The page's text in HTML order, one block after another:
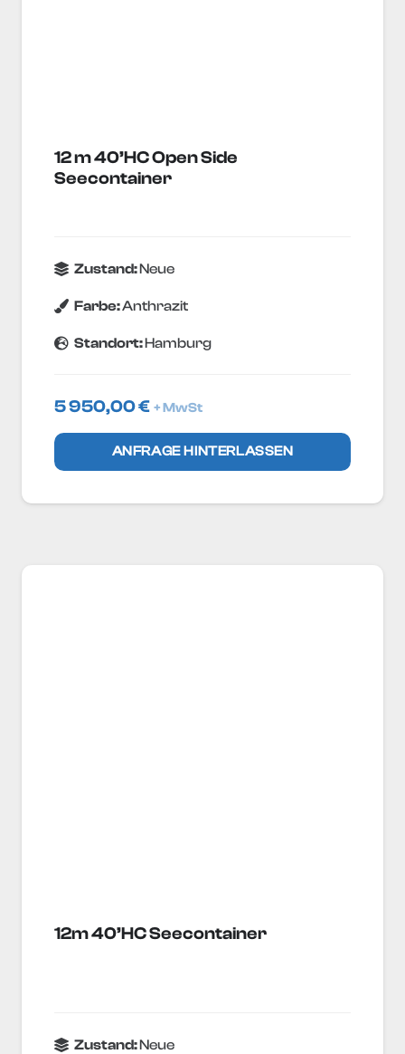
12 m 40’HC Open Side
Seecontainer
Zustand:Neue
Farbe:Anthrazit
Standort:Hamburg
5 950,00€ + MwSt
ANFRAGE HINTERLASSEN
12m 40’HC Seecontainer
Zustand:Neue